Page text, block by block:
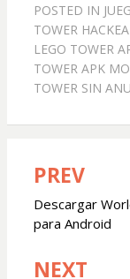
POSTED IN
TOWER
LEGO TOWER
TOWER APK
TOWER SIN
de
entradas
PREV
Descargar
para Android
NEXT